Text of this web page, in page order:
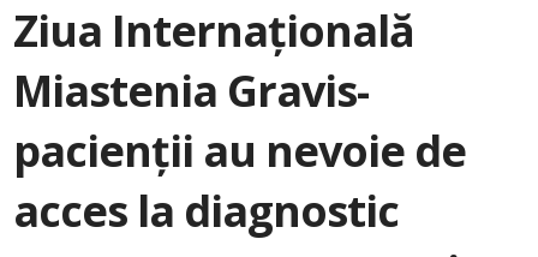
Ziua Internațională
Miastenia Gravis-
pacienții au nevoie de
acces la diagnostic